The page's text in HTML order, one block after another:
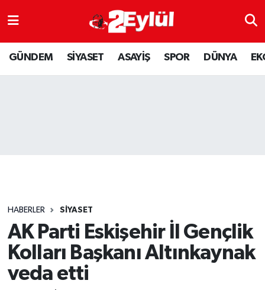
GÜNDEM SİYASET ASAYİŞ SPOR DÜNYA
HABERLER SİYASET
AK Parti Eskişehir İl Gençlik
Kolları Başkanı Altınkaynak
veda etti
ASAYİŞ
DÜNYA
SPOR
YAŞAM
Nöbetçi Eczaneler
Hava Durumu
Son Dakika Haberleri
Haber Arşivi